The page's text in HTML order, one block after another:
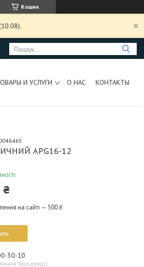
Кошик
И УСЛУГИ О НАС КОНТАКТЫ
APG16-12
₴
на сайті — 500 ₴
30-10
продукції